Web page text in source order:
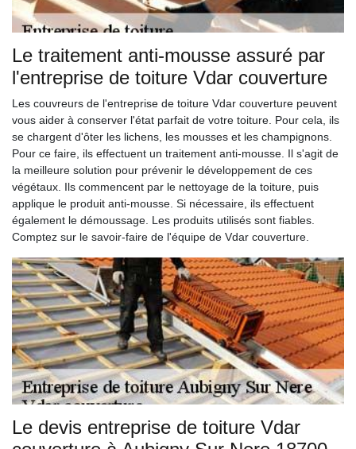
Le traitement anti-mousse assuré par
l'entreprise de toiture Vdar couverture
Les couvreurs de l'entreprise de toiture Vdar couverture peuvent
vous aider à conserver l'état parfait de votre toiture. Pour cela, ils
se chargent d'ôter les lichens, les mousses et les champignons.
Pour ce faire, ils effectuent un traitement anti-mousse. Il s'agit de
la meilleure solution pour prévenir le développement de ces
végétaux. Ils commencent par le nettoyage de la toiture, puis
applique le produit anti-mousse. Si nécessaire, ils effectuent
également le démoussage. Les produits utilisés sont fiables.
Comptez sur le savoir-faire de l'équipe de Vdar couverture.
Le devis entreprise de toiture Vdar